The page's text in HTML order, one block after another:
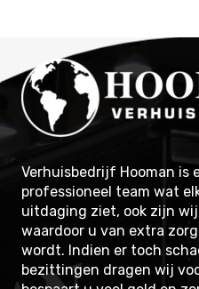
Verhuisbedrijf Hooman is
professioneel team wat
uitdaging ziet, ook zijn wij
waardoor u van extra
wordt. Indien er toch
bezittingen dragen wij